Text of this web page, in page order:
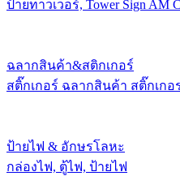
ป้ายทาวเวอร์, Tower Sign AM
ฉลากสินค้า&สติกเกอร์
สติ๊กเกอร์ ฉลากสินค้า สติ๊กเก
ป้ายไฟ & อักษรโลหะ
กล่องไฟ, ตู้ไฟ, ป้ายไฟ